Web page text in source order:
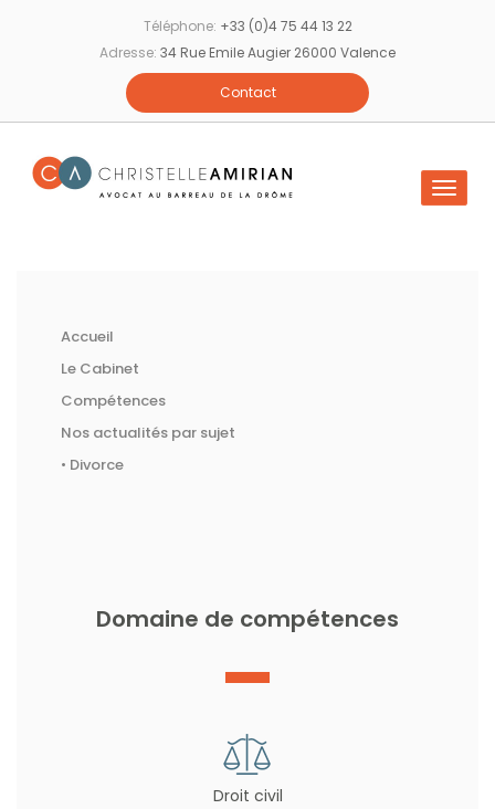
Téléphone: +33 (0)4 75 44 13 22
Adresse: 34 Rue Emile Augier 26000 Valence
Contact
Accueil
Le Cabinet
Compétences
Nos actualités par sujet
• Divorce
Domaine de compétences
Droit civil